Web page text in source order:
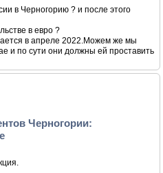
в Черногорию ? и после этого
в евро ?
в апреле 2022.Можем же мы
и по сути они должны ей проставить
Черногории: